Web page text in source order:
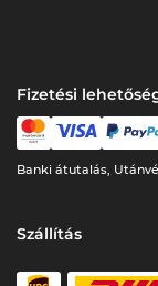
Fizetési
Banki átutalás,
Szállítás